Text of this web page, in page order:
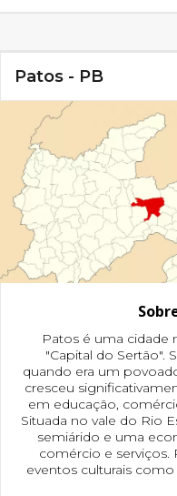
Patos - PB
Patos é uma cidade
"Capital do Sertão".
quando era um
cresceu
em educação,
Situada no vale do Rio
semiárido e uma
comércio e
eventos culturais